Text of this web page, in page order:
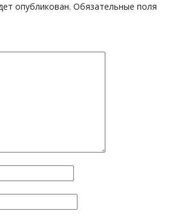
опубликован. Обязательные поля